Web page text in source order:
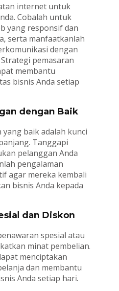
internet untuk
Cobalah untuk
yang responsif dan
serta manfaatkanlah
dengan
pemasaran
membantu
bisnis Anda setiap
dengan Baik
baik adalah kunci
Tanggapi
pelanggan Anda
pengalaman
agar mereka kembali
bisnis Anda kepada
dan Diskon
spesial atau
minat pembelian.
menciptakan
dan membantu
Anda setiap hari.